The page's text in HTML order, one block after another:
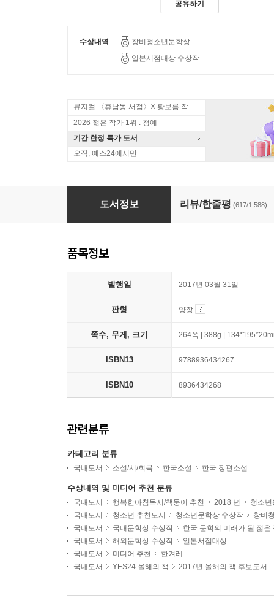
공유하기
수상내역
창비청소년문학상
일본서점대상 수상작
2026 젊은 작가 1위 : 청예
기간 한정 특가 도서
오직, 예스24에서만
도서정보 리뷰/한줄평 (617/1,588)
품목정보
발행일 2017년 03월 31일
판형 양장
쪽수, 무게, 크기 264쪽 | 388g |
ISBN13 9788936434267
ISBN10 8936434268
관련분류
카테고리 분류
국내도서 소설/시/희곡 한국소설 한국 장편소설
수상내역 및 미디어 추천 분류
국내도서 행복한아침독서/책둥이 추천 2018 년
청소
국내도서
청소년 추천도서 청소년문학상 수상작
창비
국내도서
국내문학상 수상작
한국 문학의 미래가 될 젊은
국내도서
해외문학상 수상작
일본서점대상
국내도서
미디어 추천
한겨레
국내도서
YES24 올해의 책 2017년 올해의 책 후보도서